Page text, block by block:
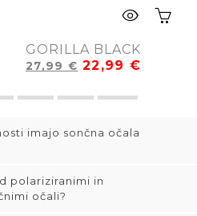
GORILLA BLACK
27,99€ 22,99€
imajo sončna očala
polariziranimi in
očali?